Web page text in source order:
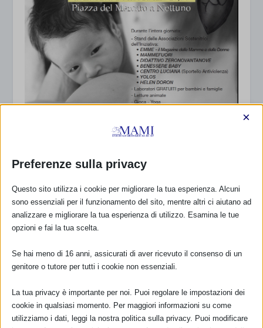
SAM 2015 a Nettuno
30 Settembre 2015
RISPONDI
Preferenze sulla privacy
×
Questo sito utilizza i cookie per migliorare la tua esperienza. Alcuni
sono essenziali per il funzionamento del sito, mentre altri ci aiutano ad
analizzare e migliorare la tua esperienza di utilizzo. Esamina le tue
opzioni e fai la tua scelta.
Se hai meno di 16 anni, assicurati di aver ricevuto il consenso di un
genitore o tutore per tutti i cookie non essenziali.
La tua privacy è importante per noi. Puoi regolare le impostazioni dei
cookie in qualsiasi momento. Per maggiori informazioni su come
utilizziamo i dati, leggi la nostra politica sulla privacy. Puoi modificare